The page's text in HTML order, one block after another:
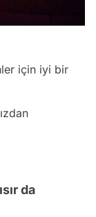
için iyi bir
da